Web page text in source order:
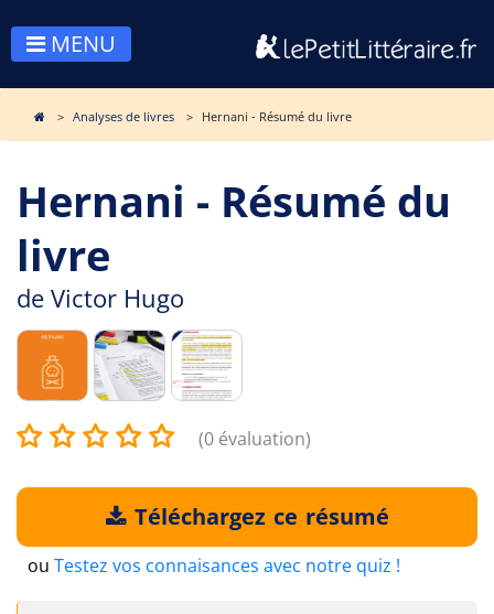
MENU
Analyses de livres Hernani - Résumé du livre
Hernani - Résumé du
livre
de Victor Hugo
(0 évaluation)
Téléchargez ce résumé
ou Testez vos connaisances avec notre quiz !